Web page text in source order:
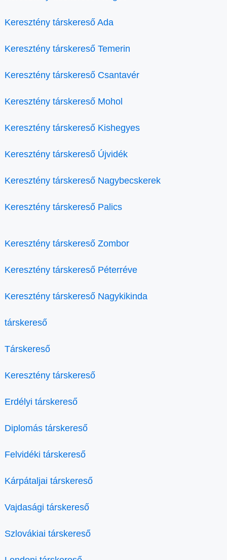
Keresztény társkereső Ada
Keresztény társkereső Temerin
Keresztény társkereső Csantavér
Keresztény társkereső Mohol
Keresztény társkereső Kishegyes
Keresztény társkereső Újvidék
Keresztény társkereső Nagybecskerek
Keresztény társkereső Palics
Keresztény társkereső Zombor
Keresztény társkereső Péterréve
Keresztény társkereső Nagykikinda
társkereső
Társkereső
Keresztény társkereső
Erdélyi társkereső
Diplomás társkereső
Felvidéki társkereső
Kárpátaljai társkereső
Vajdasági társkereső
Szlovákiai társkereső